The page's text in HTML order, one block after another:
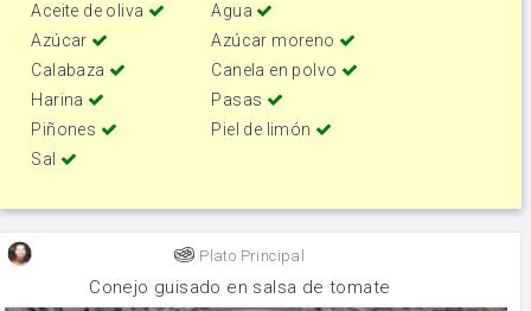
Aceite de oliva
Agua
Azúcar
Azúcar moreno
Calabaza
Canela en polvo
Harina
Pasas
Piñones
Piel de limón
Sal
Plato Principal
Conejo guisado en salsa de tomate